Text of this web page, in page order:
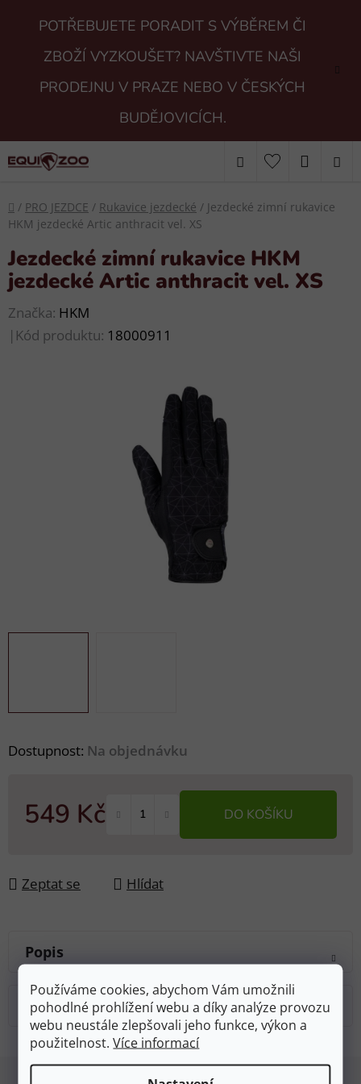
Používáme cookies, abychom Vám umožnili
pohodlné prohlížení webu a díky analýze provozu
webu neustále zlepšovali jeho funkce, výkon a
použitelnost.Více informací
POTŘEBUJETE PORADIT S VÝBĚREM ČI
ZBOŽÍ VYZKOUŠET? NAVŠTIVTE NAŠI
PRODEJNU V PRAZE NEBO V ČESKÝCH
BUDĚJOVICÍCH.
Hledat
KOŠÍK
Domů
/ PRO JEZDCE / Rukavice jezdecké / Jezdecké zimní rukavice
HKM jezdecké Artic anthracit vel. XS
Dostupnost: Na objednávku
549 Kč DO KOŠÍKU
Zeptat se Hlídat
Jezdecké zimní rukavice HKM
jezdecké Artic anthracit vel. XS
Značka: HKM
| Kód produktu: 18000911
Popis
Diskuze